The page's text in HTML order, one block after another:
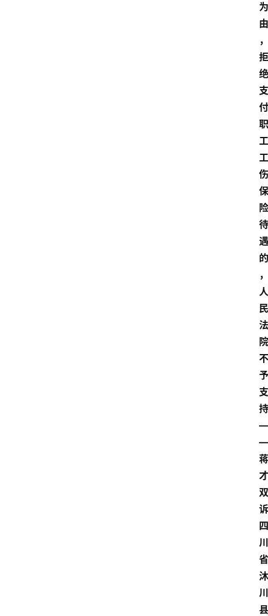
为
由
，
拒
绝
支
付
职
工
工
伤
保
险
待
遇
的
，
人
民
法
院
不
予
支
持
—
—
蒋
才
双
诉
四
川
省
沐
川
县